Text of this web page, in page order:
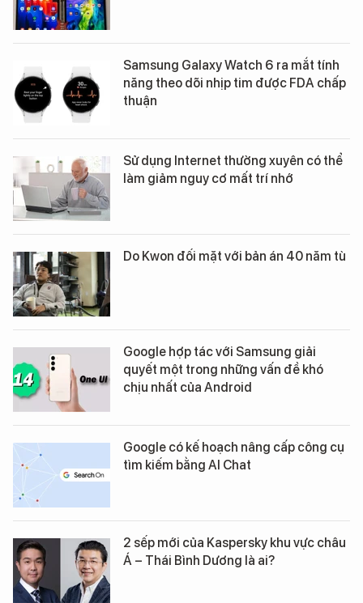
Samsung Galaxy Watch 6 ra mắt tính
năng theo dõi nhịp tim được FDA chấp
thuận
Sử dụng Internet thường xuyên có thể
làm giảm nguy cơ mất trí nhớ
Do Kwon đối mặt với bản án 40 năm tù
Google hợp tác với Samsung giải
quyết một trong những vấn đề khó
chịu nhất của Android
Google có kế hoạch nâng cấp công cụ
tìm kiếm bằng AI Chat
2 sếp mới của Kaspersky khu vực châu
Á – Thái Bình Dương là ai?